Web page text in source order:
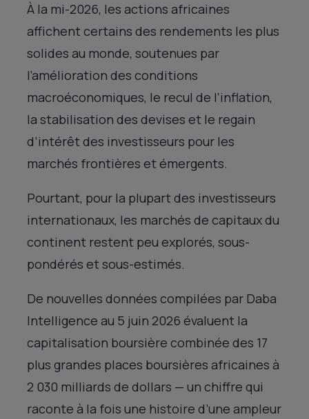
À la mi-2026, les actions africaines
affichent certains des rendements les plus
solides au monde, soutenues par
l’amélioration des conditions
macroéconomiques, le recul de l’inflation,
la stabilisation des devises et le regain
d’intérêt des investisseurs pour les
marchés frontières et émergents.
Pourtant, pour la plupart des investisseurs
internationaux, les marchés de capitaux du
continent restent peu explorés, sous-
pondérés et sous-estimés.
De nouvelles données compilées par Daba
Intelligence au 5 juin 2026 évaluent la
capitalisation boursière combinée des 17
plus grandes places boursières africaines à
2 030 milliards de dollars — un chiffre qui
raconte à la fois une histoire d’une ampleur